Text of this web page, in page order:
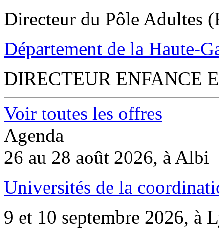
Directeur du Pôle Adultes
Département de la Haute-
DIRECTEUR ENFANCE
Voir toutes les offres
Agenda
26 au 28 août 2026, à Albi
Universités de la
9 et 10 septembre 2026, à